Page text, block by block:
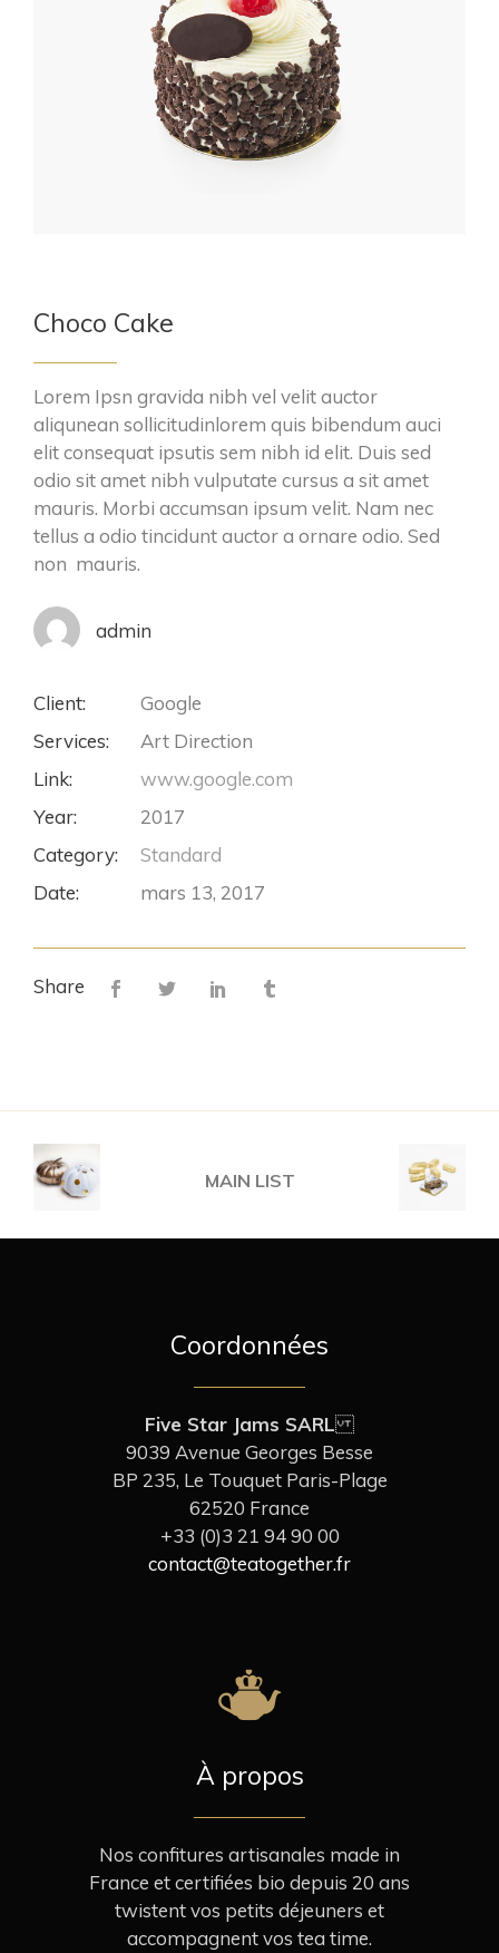
Choco Cake
Lorem Ipsn gravida nibh vel velit auctor
aliqunean sollicitudinlorem quis bibendum auci
elit consequat ipsutis sem nibh id elit. Duis sed
odio sit amet nibh vulputate cursus a sit amet
mauris. Morbi accumsan ipsum velit. Nam nec
tellus a odio tincidunt auctor a ornare odio. Sed
non mauris.
admin
Client:
Google
Services:
Art Direction
Link:
www.google.com
Year:
2017
Category:
Standard
Date:
mars 13, 2017
Share
MAIN LIST
Coordonnées
Five Star Jams SARL
9039 Avenue Georges Besse
BP 235, Le Touquet Paris-Plage
62520 France
+33 (0)3 21 94 90 00
contact@teatogether.fr
À propos
Nos confitures artisanales made in
France et certifiées bio depuis 20 ans
twistent vos petits déjeuners et
accompagnent vos tea time.